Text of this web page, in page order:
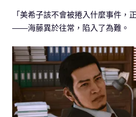
「美希子該不會被捲入什麼事件，
――海藤異於往常，陷入了為難。